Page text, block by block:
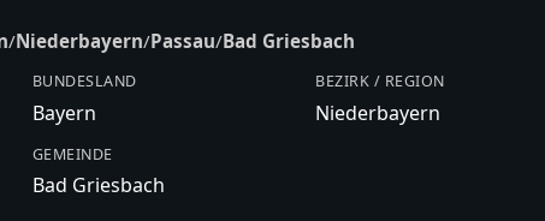
/Niederbayern/Passau/Bad Griesbach
BUNDESLAND
Bayern
BEZIRK / REGION
Niederbayern
GEMEINDE
Bad Griesbach